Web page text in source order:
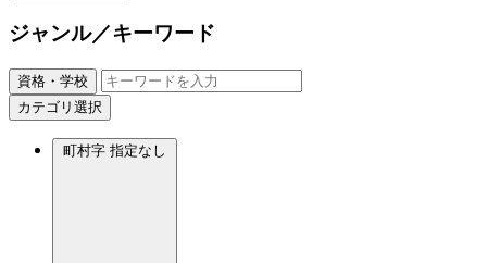
ジャンル／キーワード
資格・学校
カテゴリ選択
町村字 指定なし